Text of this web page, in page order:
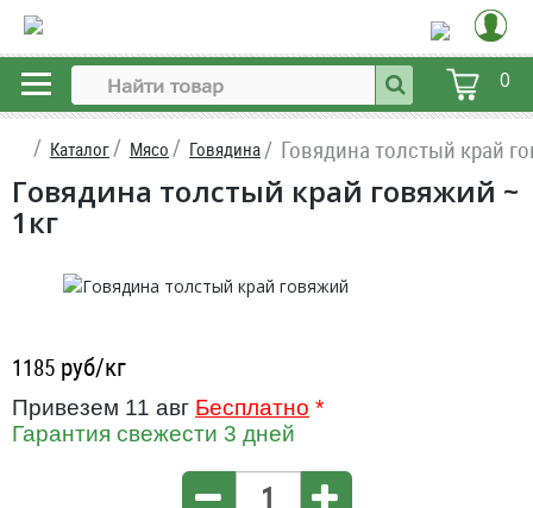
0
Каталог Мясо Говядина Говядина толстый край
Говядина толстый край говяжий ~
1кг
1185 руб/кг
Привезем 11 авг Бесплатно *
Гарантия свежести 3 дней